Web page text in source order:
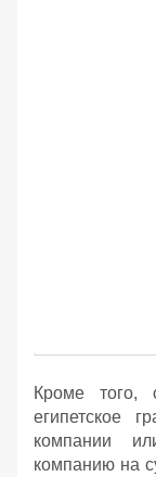
Кроме того,
египетское
компании
компанию на